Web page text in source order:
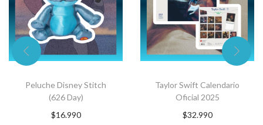
Peluche Disney Stitch
(626 Day)
$16.990
Taylor Swift Calendario
Oficial 2025
$32.990